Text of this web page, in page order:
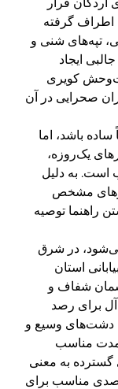
اطراف گرفته
تپه‌های شنی و
ایجاد
کویری
صحرایی در آن
باشد، اما
یک‌روزه،
است. به دلیل
مشخص
راهنما توصیه
می‌شود، در شرق
استان
شفاف و
برای رصد
دشت‌های وسیع و
مناسب
به معنی
مناسب برای